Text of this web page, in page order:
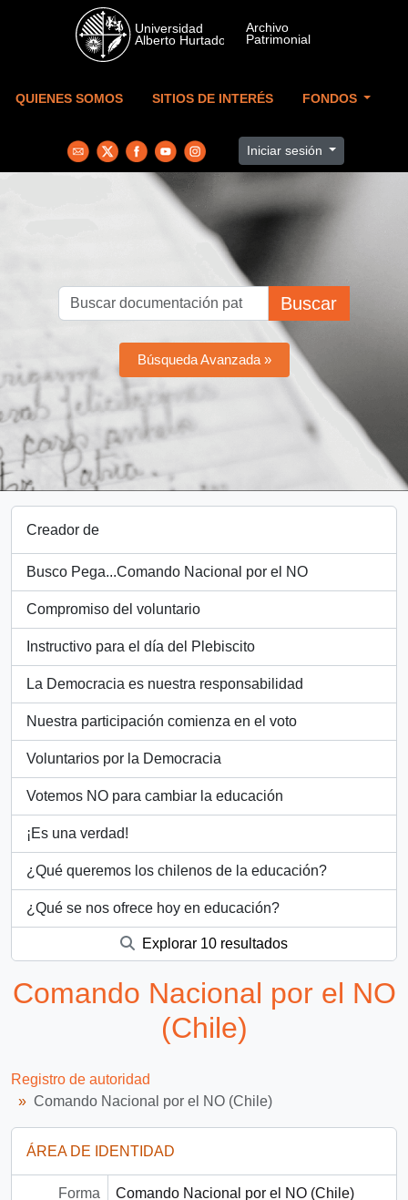
Skip to main content
QUIENES SOMOS SITIOS DE INTERÉS FONDOS
Iniciar sesión
Buscar
Búsqueda Avanzada »
Creador de
Busco Pega...Comando Nacional por el NO
Compromiso del voluntario
Instructivo para el día del Plebiscito
La Democracia es nuestra responsabilidad
Nuestra participación comienza en el voto
Voluntarios por la Democracia
Votemos NO para cambiar la educación
¡Es una verdad!
¿Qué queremos los chilenos de la educación?
¿Qué se nos ofrece hoy en educación?
Explorar 10 resultados
Comando Nacional por el NO
(Chile)
Registro de autoridad
Comando Nacional por el NO (Chile)
ÁREA DE IDENTIDAD
Forma
Comando Nacional por el NO (Chile)